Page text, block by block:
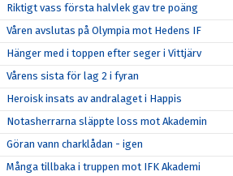
Riktigt vass första halvlek gav tre poäng
Våren avslutas på Olympia mot Hedens IF
Hänger med i toppen efter seger i Vittjärv
Vårens sista för lag 2 i fyran
Heroisk insats av andralaget i Happis
Notasherrarna släppte loss mot Akademin
Göran vann charklådan - igen
Många tillbaka i truppen mot IFK Akademi